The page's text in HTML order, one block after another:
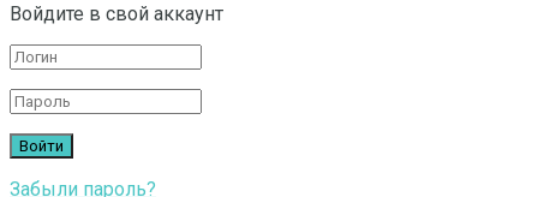
Войдите в свой аккаунт
Забыли пароль?